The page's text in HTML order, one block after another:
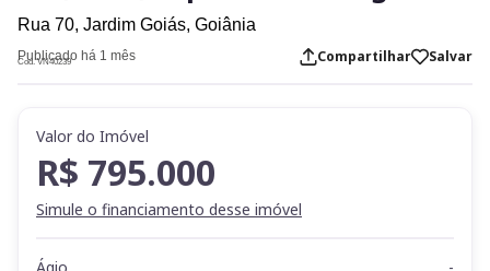
Rua 70, Jardim Goiás, Goiânia
Publicado há 1 mês
Cod. VN40239 Compartilhar Salvar
Valor do Imóvel
R$ 795.000
Simule o financiamento desse imóvel